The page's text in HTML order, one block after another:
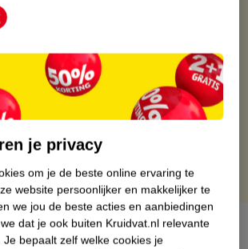
voordelig
voor 22:00 uur besteld, volgende dag in huis
vanaf 50.00
binnen 30 dagen
je Kruidvat kaart
je privacy
om je de beste online ervaring te
website persoonlijker en makkelijker te
we jou de beste acties en aanbiedingen
dat je ook buiten Kruidvat.nl relevante
Je bepaalt zelf welke cookies je